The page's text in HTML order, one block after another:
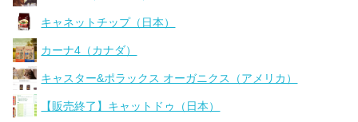
キャネットチップ（日本）
カーナ4（カナダ）
キャスター&ポラックス オーガニクス（アメリカ）
【販売終了】キャットドゥ（日本）